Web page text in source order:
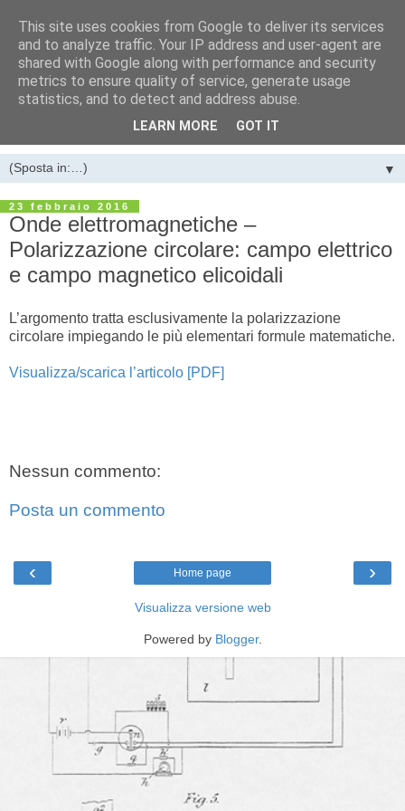
LA STANZA DEI BACHI di
Luigi Farano
Guglielmo Marconi e l’invenzione della telegrafia senza fili
▼
23 febbraio 2016
Onde elettromagnetiche –
Polarizzazione circolare: campo elettrico
e campo magnetico elicoidali
L’argomento tratta esclusivamente la polarizzazione
circolare impiegando le più elementari formule matematiche.
Visualizza/scarica l’articolo [PDF]
Nessun commento:
Posta un commento
‹ ›
Home page
Visualizza versione web
Powered by Blogger.
This site uses cookies from Google to deliver its services
and to analyze traffic. Your IP address and user-agent are
shared with Google along with performance and security
metrics to ensure quality of service, generate usage
statistics, and to detect and address abuse.
LEARN MORE GOT IT